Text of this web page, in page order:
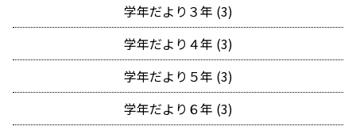
学年だより３年 (3)
学年だより４年 (3)
学年だより５年 (3)
学年だより６年 (3)